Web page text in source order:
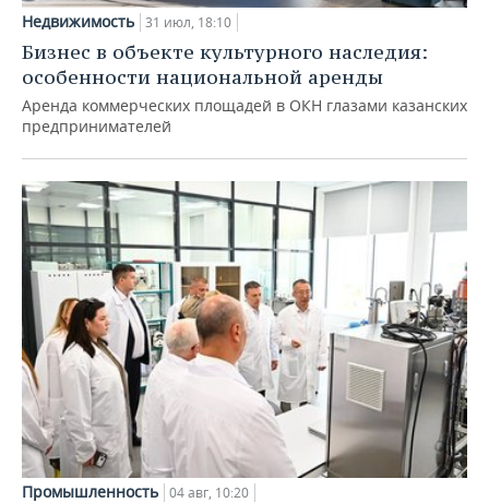
Недвижимость 31 июл, 18:10
Бизнес в объекте культурного наследия:
особенности национальной аренды
Аренда коммерческих площадей в ОКН глазами казанских
предпринимателей
Промышленность 04 авг, 10:20